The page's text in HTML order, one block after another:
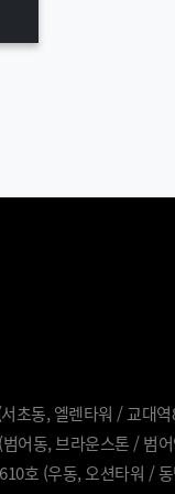
초동, 엘렌타워 / 교대
어동, 브라운스톤 / 범
호 (우동, 오션타워 /